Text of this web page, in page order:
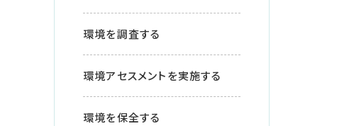
環境を調査する
環境アセスメントを実施する
環境を保全する